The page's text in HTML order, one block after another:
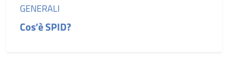
Categoria:
GENERALI
Cos’è SPID?